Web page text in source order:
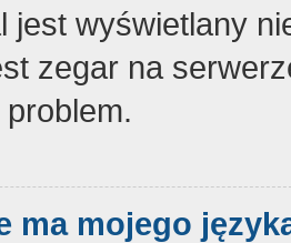
jest wyświetlany
zegar na
problem.
ma mojego